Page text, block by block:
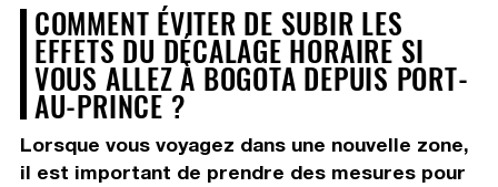
COMMENT ÉVITER DE SUBIR LES
EFFETS DU DÉCALAGE HORAIRE SI
VOUS ALLEZ À BOGOTA DEPUIS PORT-
AU-PRINCE ?
Lorsque vous voyagez dans une nouvelle zone,
il est important de prendre des mesures pour